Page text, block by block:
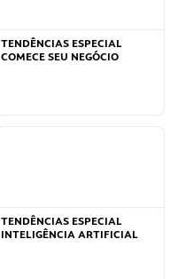
TENDÊNCIAS ESPECIAL
COMECE SEU NEGÓCIO
TENDÊNCIAS ESPECIAL
INTELIGÊNCIA ARTIFICIAL